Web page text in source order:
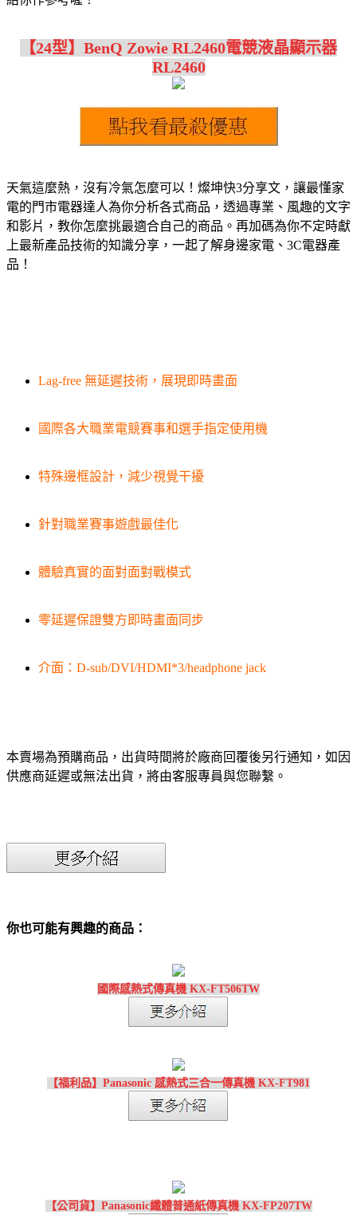
【24型】BenQ Zowie RL2460電競液晶顯示器
RL2460
天氣這麼熱，沒有冷氣怎麼可以！燦坤快3分享文，讓最懂家
電的門市電器達人為你分析各式商品，透過專業、風趣的文字
和影片，教你怎麼挑最適合自己的商品。再加碼為你不定時獻
上最新產品技術的知識分享，一起了解身邊家電、3C電器產
品！
Lag-free 無延遲技術，展現即時畫面
國際各大職業電競賽事和選手指定使用機
特殊邊框設計，減少視覺干擾
針對職業賽事遊戲最佳化
體驗真實的面對面對戰模式
零延遲保證雙方即時畫面同步
介面：D-sub/DVI/HDMI*3/headphone jack
本賣場為預購商品，出貨時間將於廠商回覆後另行通知，如因
供應商延遲或無法出貨，將由客服專員與您聯繫。
你也可能有興趣的商品：
國際感熱式傳真機 KX-FT506TW
【福利品】Panasonic 感熱式三合一傳真機 KX-FT981
【公司貨】Panasonic纖體普通紙傳真機 KX-FP207TW